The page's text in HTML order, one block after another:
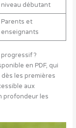
niveau débutant
Parents et
enseignants
?
en PDF, qui
dès les premières
aux
profondeur les